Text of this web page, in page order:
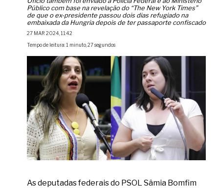
Público com base na revelação do “The New York Times”
de que o ex-presidente passou dois dias refugiado na
embaixada da Hungria depois de ter passaporte confiscado
27 MAR 2024, 11:42
Tempo de leitura: 1 minuto, 27 segundos
As deputadas federais do PSOL Sâmia Bomfim